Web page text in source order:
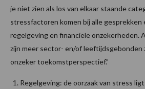
je niet zien als los van elkaar staande
stressfactoren komen bij alle gesprekken
regelgeving en financiële onzekerheden.
zijn meer sector- en/of leeftijdsgebonden
onzeker toekomstperspectief.”
Regelgeving: de oorzaak van stress